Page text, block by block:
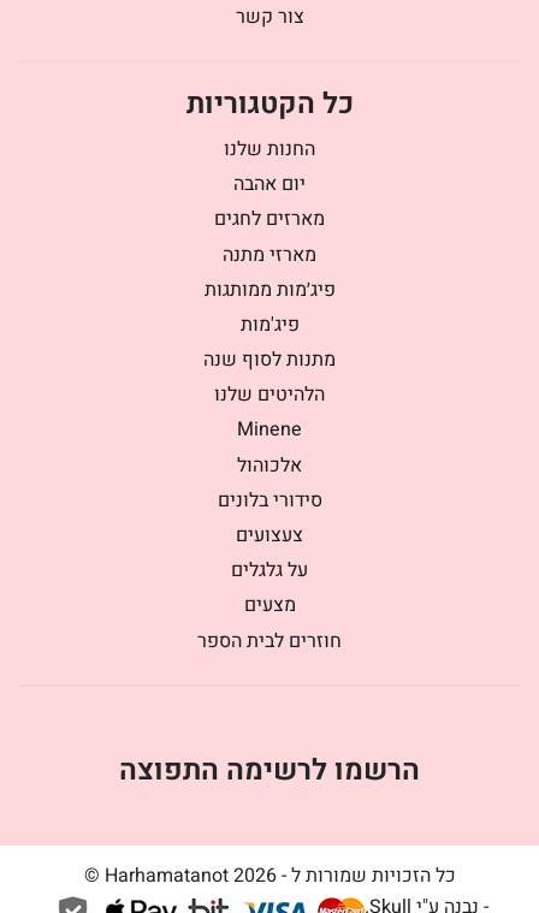
צור קשר
כל הקטגוריות
החנות שלנו
יום אהבה
מארזים לחגים
מארזי מתנה
פיג׳מות ממותגות
פיג'מות
מתנות לסוף שנה
הלהיטים שלנו
Minene
אלכוהול
סידורי בלונים
צעצועים
על גלגלים
מצעים
חוזרים לבית הספר
הרשמו לרשימה התפוצה
כל הזכויות שמורות ל - Harhamatanot 2026 ©
- נבנה ע"י Skull
.